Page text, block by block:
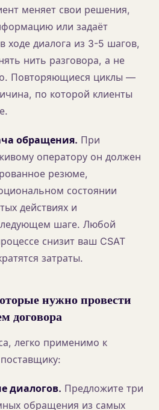
меняет свои решения,
или задаёт
ходе диалога из 3-5 шагов,
нить разговора, а не
Повторяющиеся циклы —
по которой клиенты
обращения. При
оператору он должен
резюме,
состоянии
действиях и
шаге. Любой
снизит ваш CSAT
затраты.
нужно провести
договора
легко применимо к
диалогов. Предложите три
обращения из самых